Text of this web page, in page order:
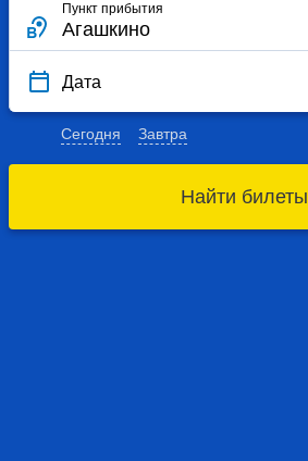
Пункт прибытия
Дата
Сегодня Завтра
Найти билеты